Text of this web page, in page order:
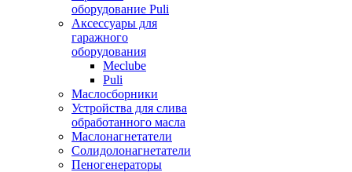
оборудование Puli
Аксессуары для
гаражного
оборудования
Meclube
Puli
Маслосборники
Устройства для слива
обработанного масла
Маслонагнетатели
Солидолонагнетатели
Пеногенераторы